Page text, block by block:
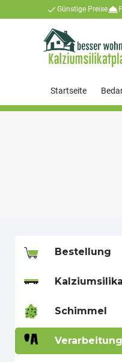
Günstige Preise
Startseite
Bestellung
Schimmel
Verarbeitung